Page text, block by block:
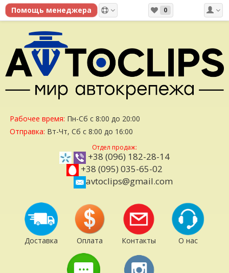
0
Рабочее время: Пн-Сб с 8:00 до 20:00
Отправка: Вт-Чт, Сб с 8:00 до 16:00
Отдел продаж:
+38 (096) 182-28-14
+38 (095) 035-65-02
avtoclips@gmail.com
Доставка Оплата Контакты О нас